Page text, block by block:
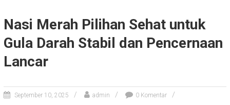
Nasi Merah Pilihan Sehat untuk
Gula Darah Stabil dan Pencernaan
Lancar
September 10, 2025 admin 0 Komentar